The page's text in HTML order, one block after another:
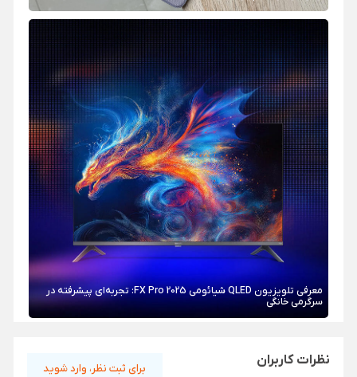
معرفی تلویزیون QLED شیائومی FX Pro 2025: تجربه‌ای پیشرفته در
سرگرمی خانگی
نظرات کاربران
برای ثبت نظر، وارد شوید